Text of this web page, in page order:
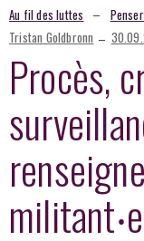
Au fil des luttes –
Tristan Goldbronn –
Procès,